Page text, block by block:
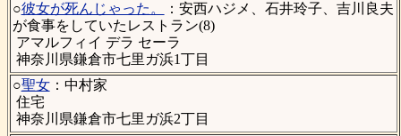
○彼女が死んじゃった。
：安西ハジメ、石井玲子、吉川良夫
が食事をしていたレストラン(8)
アマルフィイ デラ セーラ
神奈川県鎌倉市七里ガ浜1丁目
○聖女：中村家
住宅
神奈川県鎌倉市七里ガ浜2丁目